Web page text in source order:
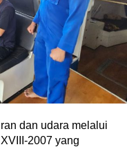
dan udara melalui
2007 yang